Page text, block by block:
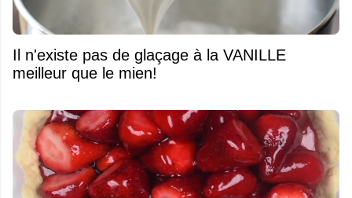
Il n'existe pas de glaçage à la VANILLE
meilleur que le mien!